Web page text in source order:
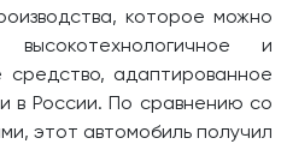
которое можно
высокотехнологичное и
адаптированное
в России. По сравнению со
этот автомобиль получил